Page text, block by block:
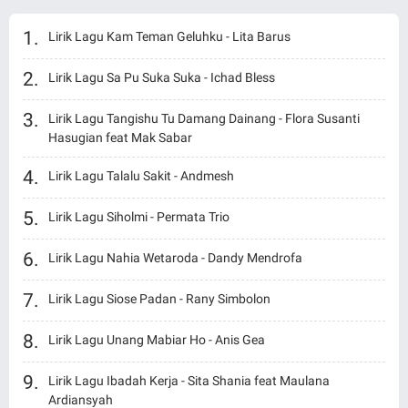
Lirik Lagu Kam Teman Geluhku - Lita Barus
Lirik Lagu Sa Pu Suka Suka - Ichad Bless
Lirik Lagu Tangishu Tu Damang Dainang - Flora Susanti
Hasugian feat Mak Sabar
Lirik Lagu Talalu Sakit - Andmesh
Lirik Lagu Siholmi - Permata Trio
Lirik Lagu Nahia Wetaroda - Dandy Mendrofa
Lirik Lagu Siose Padan - Rany Simbolon
Lirik Lagu Unang Mabiar Ho - Anis Gea
Lirik Lagu Ibadah Kerja - Sita Shania feat Maulana
Ardiansyah